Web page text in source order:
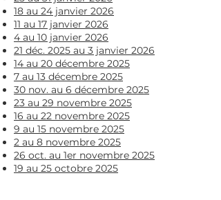
18 au 24 janvier 2026​​​
11 au 17 janvier 2026​​​
​4 au 10 janvier 2026
21 déc. 2025 au 3 janvier 2026​​​
14 au 20 décembre 2025​​​
7 au 13 décembre 2025​​​
30 nov. au 6 décembre 2025​​​
23 au 29 novembre 2025
16 au 22 novembre 2025​​​
9 au 15 novembre 2025​​​
2 au 8 novembre 2025​​​
26 oct. au 1er novembre 2025​​​
19 au 25 octobre 2025​​​